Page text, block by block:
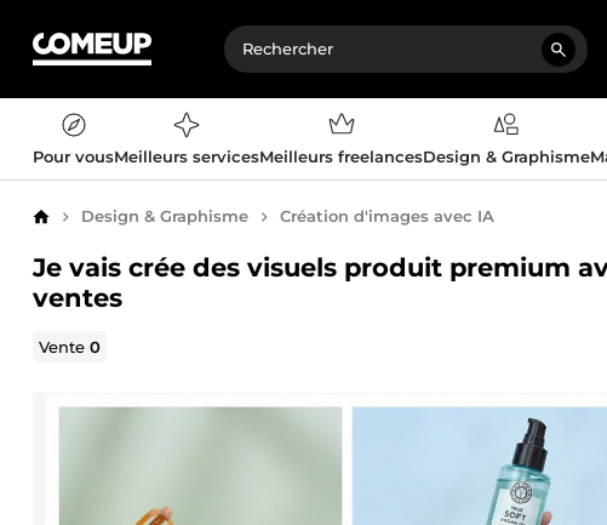
Pour vousMeilleurs servicesMeilleurs freelancesDesign & Graphisme
AccueilDesign & Graphisme Création d'images avec IA
Je vais crée des visuels produit premium
ventes
Vente0